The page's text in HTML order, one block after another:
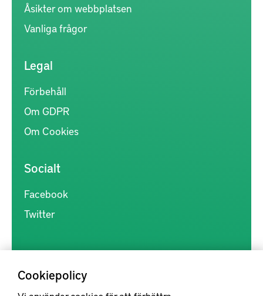
Cookiepolicy
Åsikter om webbplatsen
Vanliga frågor
Legal
Förbehåll
Om GDPR
Om Cookies
Socialt
Facebook
Twitter